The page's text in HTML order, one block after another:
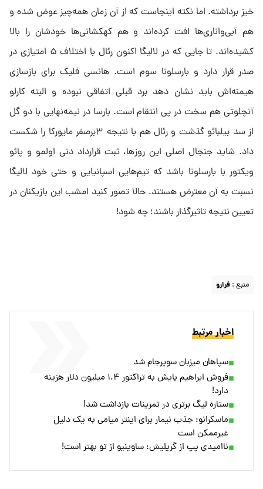
خیز برداشته. اما نکته اینجاست که از آن زمان همه‌چیز عوض شده و
هم آبی‌و‌اناری‌ها افت کرده‌اند و هم کهکشانی‌ها خودشان را بالا
کشیده‌اند. تا جایی که در لالیگا اکنون رئال با اختلاف ۵ امتیازی در
صدر قرار دارد و بارسلونا سوم است. هانسی فلیک برای بازسازی
هیمنه‌اش باید نشان دهد برد قبلی اتفاقی نبوده و البته کارلو
آنچلوتی هم سخت در پی انتقام است. بارسا در نیمه‌نهایی با دو گل
از سد بیلبائو گذشت و رئال هم با نتیجه ۳برصفر مایورکا را شکست
داد. شاید جنجال اصلی این روزها، ثبت قرارداد دنی اولمو و پائو
ویکتور با بارسلونا باشد که تیم‌هایی اسپانیایی و حتی خود لالیگا
نسبت به آن معترض هستند. حالا تصور کنید امشب این بازیکنان در
تعیین نتیجه تاثیرگذار باشند؛ چه شود!
منبع : فرارو
اخبار مرتبط
سپاهان میزبان سوپرجام شد
فروش ابراهیم بایش به تراکتور ۱.۴ میلیون دلار هزینه
دارد!
ستاره لیگ برتری در تمرینات بازداشت شد!
ماسکرانو: جذب نیمار برای اینتر میامی به یک دلیل
غیرممکن است
ناامیدی پپ از گریلیش: ساوینیو از تو بهتر است!